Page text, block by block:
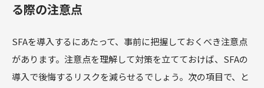
る際の注意点
SFAを導入するにあたって、事前に把握しておくべき注意点
があります。注意点を理解して対策を立てておけば、SFAの
導入で後悔するリスクを減らせるでしょう。次の項目で、と